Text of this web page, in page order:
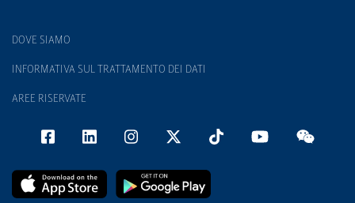
DOVE SIAMO
INFORMATIVA SUL TRATTAMENTO DEI DATI
AREE RISERVATE